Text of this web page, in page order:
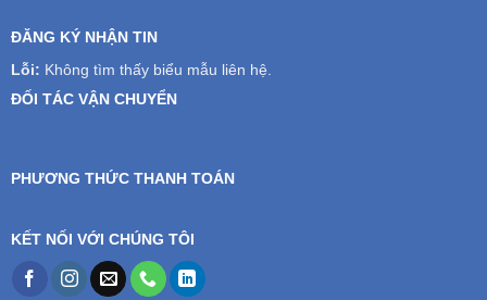
ĐĂNG KÝ NHẬN TIN
Lỗi: Không tìm thấy biểu mẫu liên hệ.
ĐỐI TÁC VẬN CHUYỂN
PHƯƠNG THỨC THANH TOÁN
KẾT NỐI VỚI CHÚNG TÔI